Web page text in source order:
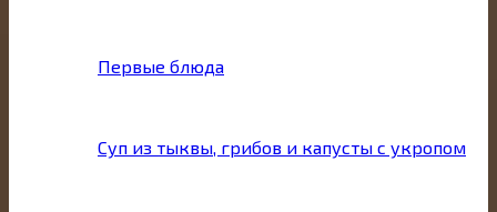
Первые блюда
Суп из тыквы, грибов и капусты с укропом